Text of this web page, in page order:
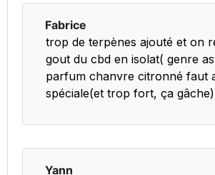
Fabrice
trop de terpènes ajouté et on
gout du cbd en isolat( genre
parfum chanvre citronné faut
spéciale(et trop fort, ça gâche)
Yann